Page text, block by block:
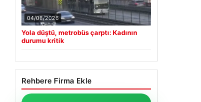
04/08/2026
Yola düştü, metrobüs çarptı: Kadının
durumu kritik
Rehbere Firma Ekle